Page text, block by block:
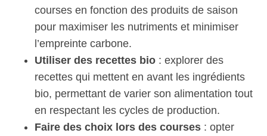
courses en fonction des produits de saison
pour maximiser les nutriments et minimiser
l’empreinte carbone.
Utiliser des recettes bio: explorer des
recettes qui mettent en avant les ingrédients
bio, permettant de varier son alimentation tout
en respectant les cycles de production.
Faire des choix lors des courses: opter
e
a
r
f